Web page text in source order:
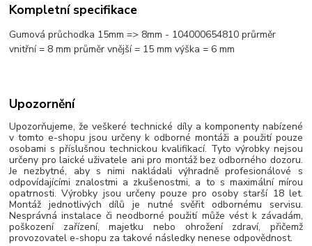
Kompletní specifikace
Gumová průchodka 15mm => 8mm - 104000654810 průrměr
vnitřní = 8 mm průměr vnější = 15 mm výška = 6 mm
Upozornění
Upozorňujeme, že veškeré technické díly a komponenty nabízené
v tomto e-shopu jsou určeny k odborné montáži a použití pouze
osobami s příslušnou technickou kvalifikací. Tyto výrobky nejsou
určeny pro laické uživatele ani pro montáž bez odborného dozoru.
Je nezbytné, aby s nimi nakládali výhradně profesionálové s
odpovídajícími znalostmi a zkušenostmi, a to s maximální mírou
opatrnosti. Výrobky jsou určeny pouze pro osoby starší 18 let.
Montáž jednotlivých dílů je nutné svěřit odbornému servisu.
Nesprávná instalace či neodborné použití může vést k závadám,
poškození zařízení, majetku nebo ohrožení zdraví, přičemž
provozovatel e-shopu za takové následky nenese odpovědnost.